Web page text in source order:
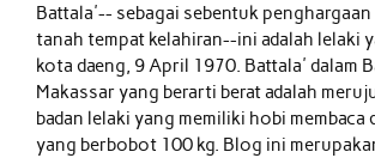
Battala'-- sebagai sebentuk penghargaan
tanah tempat kelahiran--ini adalah lelaki
kota daeng, 9 April 1970. Battala' dalam
Makassar yang berarti berat adalah
badan lelaki yang memiliki hobi membaca
yang berbobot 100 kg. Blog ini